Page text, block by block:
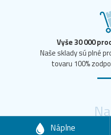
Vyše 30 000
Naše sklady sú plné
tovaru 100%
Náplne